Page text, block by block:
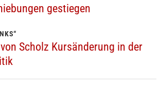
gestiegen
Scholz Kursänderung in der